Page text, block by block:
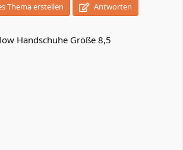
Thema erstellen Antworten
Handschuhe Größe 8,5